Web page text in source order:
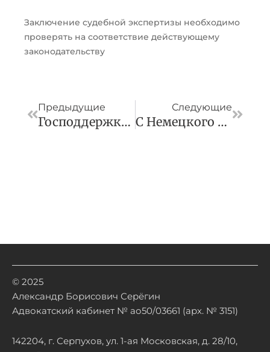
Заключение судебной экспертизы необходимо
проверять на соответствие действующему
законодательству
Предыдущие
Господдержка, Дробление И Диалог С Регулятором: Тренды Налогового Рынка
Следующие
С Немецкого Концерна Linde Взыскали Более 142,1 Млрд Руб.
© 2025
Александр Борисович Серёгин
Адвокатский кабинет № ао50/03661 (арх. № 3151)
142204, г. Серпухов, ул. 1-ая Московская, д. 28/10,